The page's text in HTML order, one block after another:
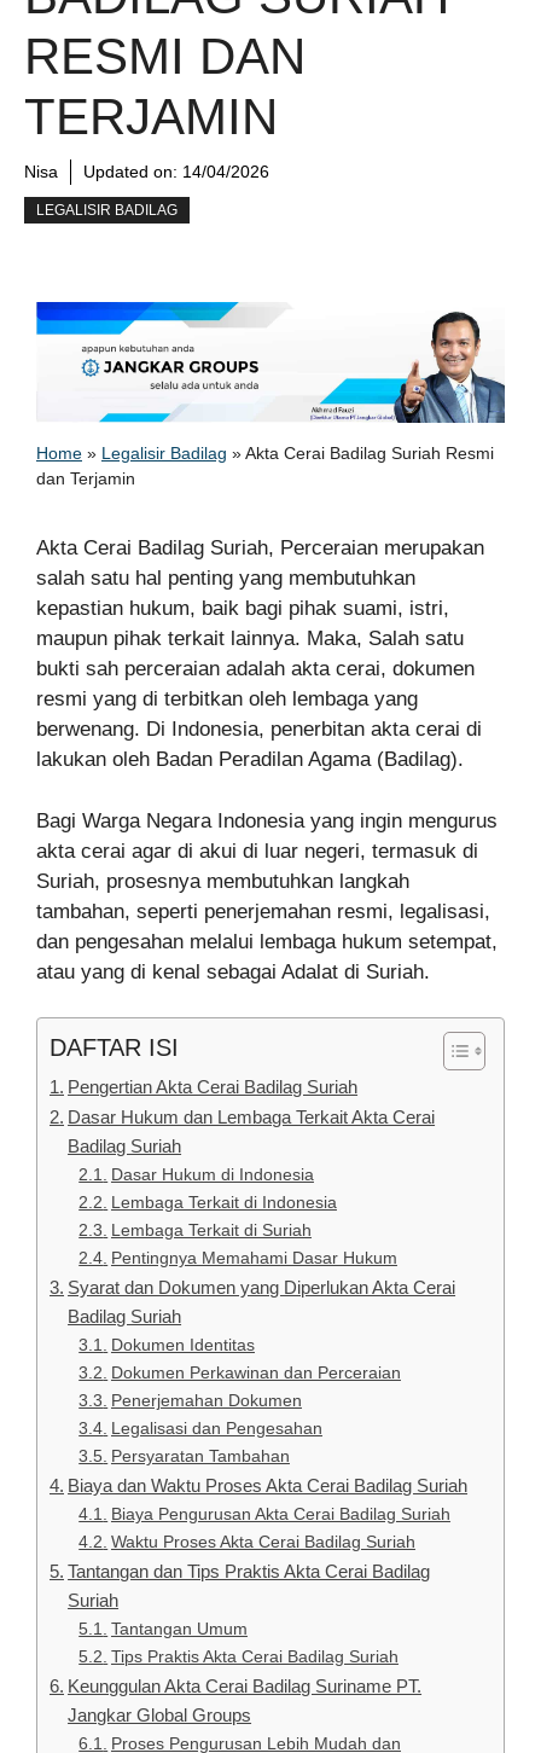
RESMI DAN
TERJAMIN
Nisa Updated on: 14/04/2026
LEGALISIR BADILAG
Home » Legalisir Badilag »Akta Cerai Badilag Suriah Resmi
dan Terjamin
Akta Cerai Badilag Suriah, Perceraian merupakan
salah satu hal penting yang membutuhkan
kepastian hukum, baik bagi pihak suami, istri,
maupun pihak terkait lainnya. Maka, Salah satu
bukti sah perceraian adalah akta cerai, dokumen
resmi yang di terbitkan oleh lembaga yang
berwenang. Di Indonesia, penerbitan akta cerai di
lakukan oleh Badan Peradilan Agama (Badilag).
Bagi Warga Negara Indonesia yang ingin mengurus
akta cerai agar di akui di luar negeri, termasuk di
Suriah, prosesnya membutuhkan langkah
tambahan, seperti penerjemahan resmi, legalisasi,
dan pengesahan melalui lembaga hukum setempat,
atau yang di kenal sebagai Adalat di Suriah.
DAFTAR ISI
Pengertian Akta Cerai Badilag Suriah
Dasar Hukum dan Lembaga Terkait Akta Cerai
Badilag Suriah
Dasar Hukum di Indonesia
Lembaga Terkait di Indonesia
Lembaga Terkait di Suriah
Pentingnya Memahami Dasar Hukum
Syarat dan Dokumen yang Diperlukan Akta Cerai
Badilag Suriah
Dokumen Identitas
Dokumen Perkawinan dan Perceraian
Penerjemahan Dokumen
Legalisasi dan Pengesahan
Persyaratan Tambahan
Biaya dan Waktu Proses Akta Cerai Badilag Suriah
Biaya Pengurusan Akta Cerai Badilag Suriah
Waktu Proses Akta Cerai Badilag Suriah
Tantangan dan Tips Praktis Akta Cerai Badilag
Suriah
Tantangan Umum
Tips Praktis Akta Cerai Badilag Suriah
Keunggulan Akta Cerai Badilag Suriname PT.
Jangkar Global Groups
Proses Pengurusan Lebih Mudah dan